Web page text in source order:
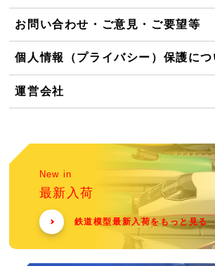
お問い合わせ・ご意見・ご要望等
個人情報（プライバシー）保護につ
運営会社
New in
最新入荷
鉄道模型最新入荷をもっと見る